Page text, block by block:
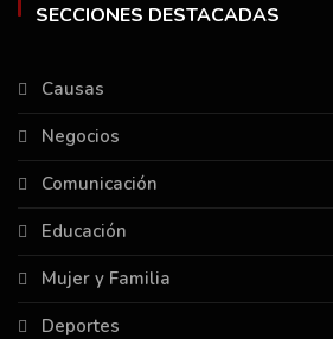
SECCIONES DESTACADAS
Causas
Negocios
Comunicación
Educación
Mujer y Familia
Deportes